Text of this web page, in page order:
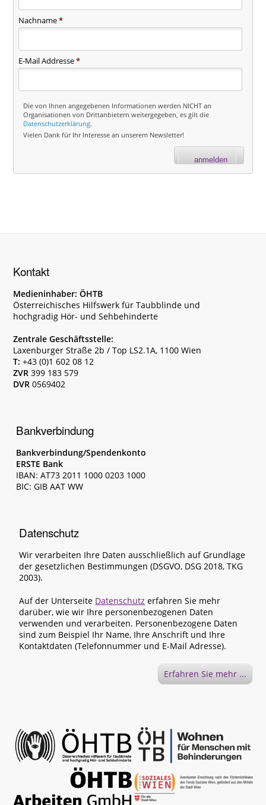
Nachname*
E-Mail Addresse*
Die von Ihnen angegebenen Informationen werden NICHT an
Organisationen von Drittanbietern weitergegeben, es gilt die
Datenschutzerklärung.
Vielen Dank für Ihr Interesse an unserem Newsletter!
Kontakt
Medieninhaber: ÖHTB
Österreichisches Hilfswerk für Taubblinde und
hochgradig Hör- und Sehbehinderte
Zentrale Geschäftsstelle:
Laxenburger Straße 2b / Top LS2.1A, 1100 Wien
T: +43 (0)1 602 08 12
ZVR 399 183 579
DVR 0569402
Bankverbindung
Bankverbindung/Spendenkonto
ERSTE Bank
IBAN: AT73 2011 1000 0203 1000
BIC: GIB AAT WW
Datenschutz
Wir verarbeiten Ihre Daten ausschließlich auf Grundlage
der gesetzlichen Bestimmungen (DSGVO, DSG 2018, TKG
2003).
Auf der Unterseite Datenschutz erfahren Sie mehr
darüber, wie wir Ihre personenbezogenen Daten
verwenden und verarbeiten. Personenbezogene Daten
sind zum Beispiel Ihr Name, Ihre Anschrift und Ihre
Kontaktdaten (Telefonnummer und E-Mail Adresse).
Erfahren Sie mehr ...